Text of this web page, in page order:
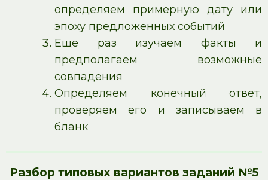
определяем примерную дату или
эпоху предложенных событий
Еще раз изучаем факты и
предполагаем возможные
совпадения
Определяем конечный ответ,
проверяем его и записываем в
бланк
Разбор типовых вариантов заданий №5